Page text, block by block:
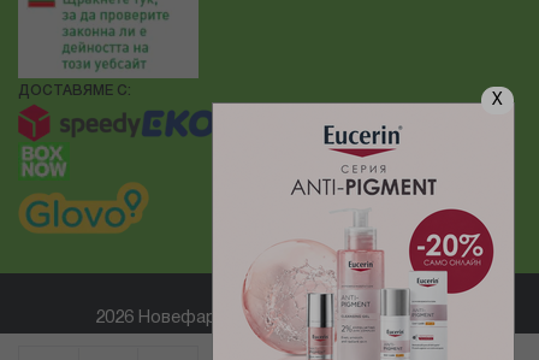
X
ДОСТАВЯМЕ С:
2026 Новефарм ® Всички права запазени
Електронен магазин